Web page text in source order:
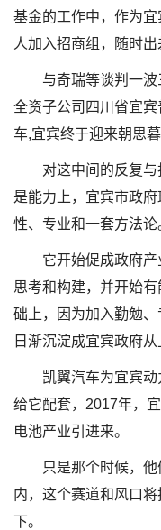
基金的工作中，作为
人加入招商组，随时
与奇瑞等谈判一
全资子公司四川省宜
车,宜宾终于迎来朝思
对这中间的反复
是能力上，宜宾市政
性、专业和一套方法论
它开始促成政府
思考和构建，并开始
础上，因为加入勤勉、
日渐沉淀成宜宾政府
凯翼汽车为宜宾
给它配套，2017年，
电池产业引进来。
只是那个时候，
内，这个赛道和风口
下。